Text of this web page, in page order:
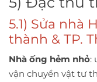
5.1) Sửa nhà
thành & TP.
Nhà ống hẻm nhỏ:
vận chuyển vật tư